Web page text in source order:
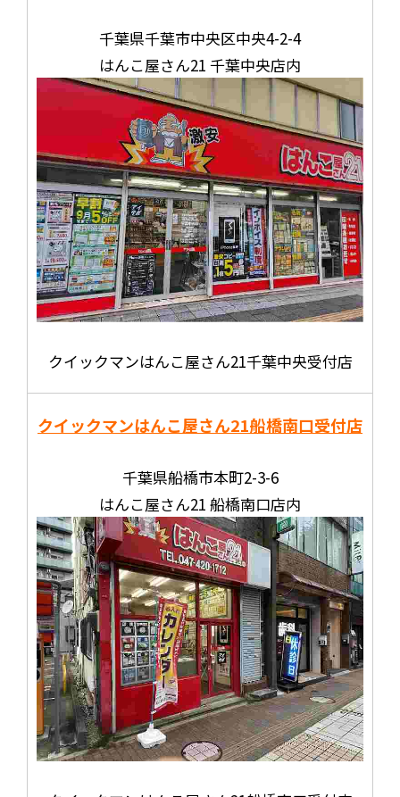
千葉県千葉市中央区中央4-2-4
はんこ屋さん21 千葉中央店内
クイックマンはんこ屋さん21千葉中央受付店
クイックマンはんこ屋さん21船橋南口受付店
千葉県船橋市本町2-3-6
はんこ屋さん21 船橋南口店内